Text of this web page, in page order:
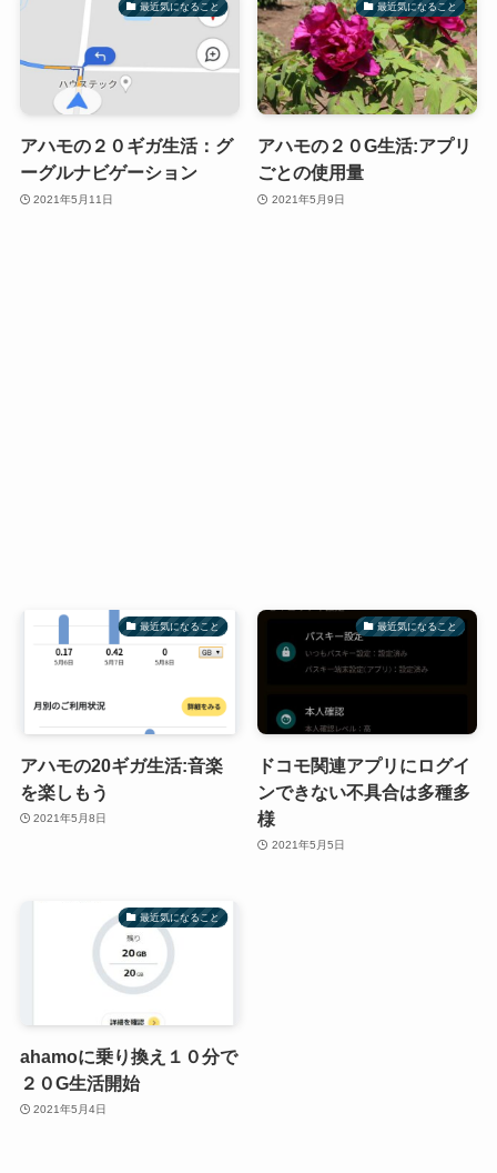
最近気になること
アハモの２０ギガ生活：グ
ーグルナビゲーション
2021年5月11日
最近気になること
アハモの２０G生活:アプリ
ごとの使用量
2021年5月9日
最近気になること
アハモの20ギガ生活:音楽
を楽しもう
2021年5月8日
最近気になること
ドコモ関連アプリにログイ
ンできない不具合は多種多
様
2021年5月5日
最近気になること
ahamoに乗り換え１０分で
２０G生活開始
2021年5月4日